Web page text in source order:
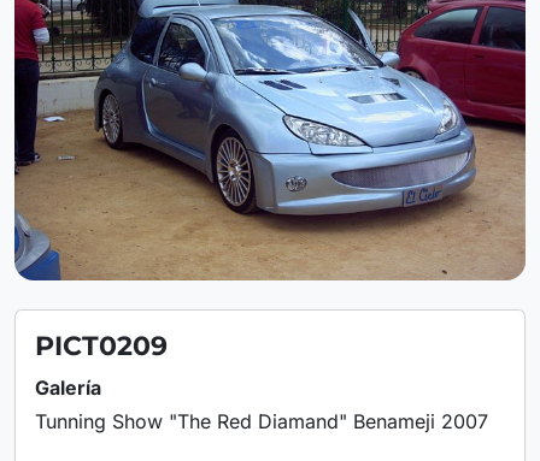
PICT0209
Galería
Tunning Show "The Red Diamand" Benameji 2007